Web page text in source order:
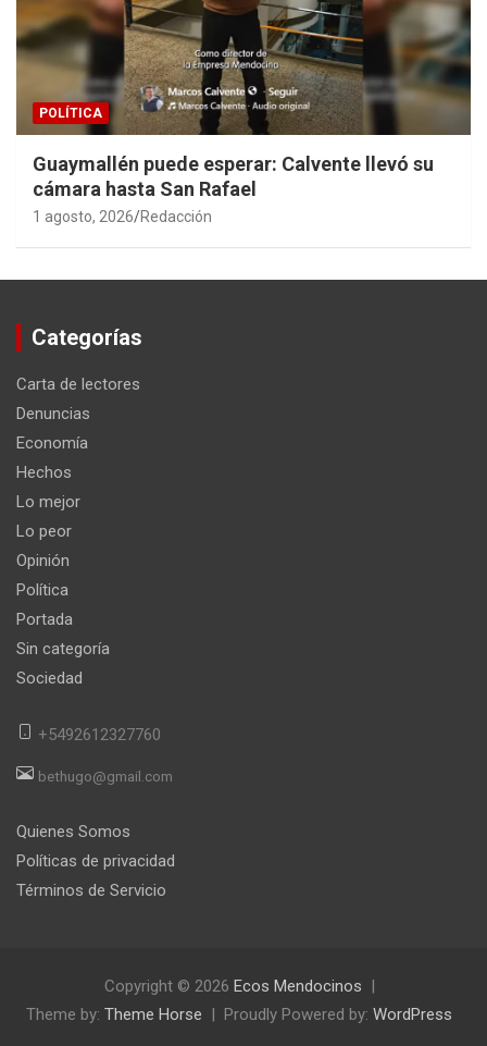
POLÍTICA
Guaymallén puede esperar: Calvente llevó su
cámara hasta San Rafael
1 agosto, 2026 Redacción
Categorías
Carta de lectores
Denuncias
Economía
Hechos
Lo mejor
Lo peor
Opinión
Política
Portada
Sin categoría
Sociedad
+5492612327760
bethugo@gmail.com
Quienes Somos
Políticas de privacidad
Términos de Servicio
Copyright © 2026 Ecos Mendocinos
Theme by: Theme Horse Proudly Powered by: WordPress